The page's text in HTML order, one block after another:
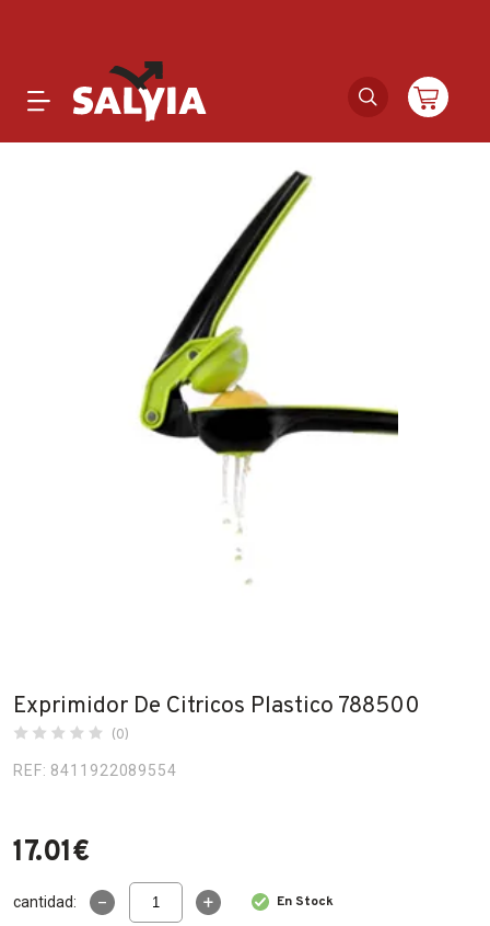
Contacto
Exprimidor De Citricos Plastico 788500
(0)
REF: 8411922089554
17.01€
cantidad:
Exprimidor
De
En Stock